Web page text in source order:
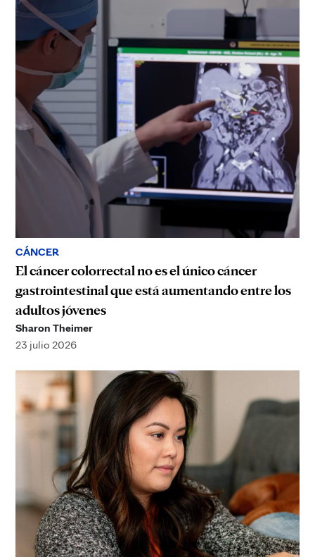
CÁNCER
El cáncer colorrectal no es el único cáncer
gastrointestinal que está aumentando entre los
adultos jóvenes
Sharon Theimer
23 julio 2026